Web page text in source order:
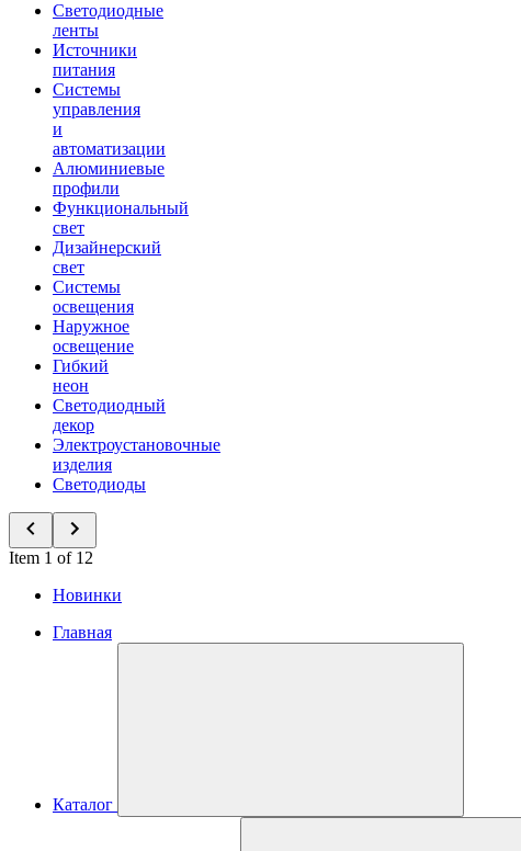
Светодиодные
ленты
Источники
питания
Системы
управления
и
автоматизации
Алюминиевые
профили
Функциональный
свет
Дизайнерский
свет
Системы
освещения
Наружное
освещение
Гибкий
неон
Светодиодный
декор
Электроустановочные
изделия
Светодиоды
Item 1 of 12
Новинки
Главная
Каталог